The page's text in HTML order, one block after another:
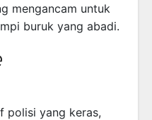
mengancam untuk
buruk yang abadi.
polisi yang keras,